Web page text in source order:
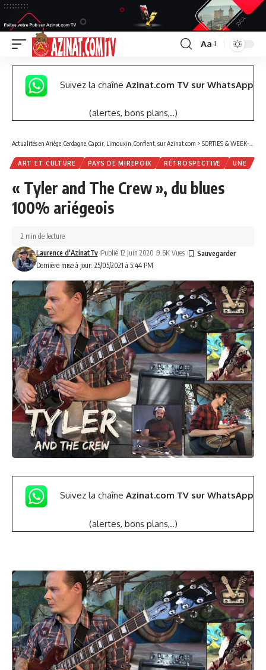
Font
Resizer
Aa
Suivez la chaîne Azinat.com TV sur WhatsApp
(alertes, bons plans,..)
Actualités en Ariège, Cerdagne, Capcir, Limouxin, Conflent, sur Azinat.com > SORTIES & WEEK-END
ART ET CULTURE PAYS DE MIREPOIX RÉTROSPECTIVE UNE
« Tyler and The Crew », du blues
100% ariégeois
Dernière mise à jour: 25/05/2021 à 5:44 PM
Laurence d'AzinatTv Publié 12 juin 2020 9.6K Vues
2 min de lecture
Suivez la chaîne Azinat.com TV sur WhatsApp
(alertes, bons plans,..)